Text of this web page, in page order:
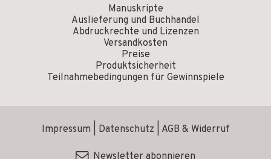
Manuskripte
Auslieferung und Buchhandel
Abdruckrechte und Lizenzen
Versandkosten
Preise
Produktsicherheit
Teilnahmebedingungen für Gewinnspiele
Impressum Datenschutz AGB & Widerruf
Newsletter abonnieren